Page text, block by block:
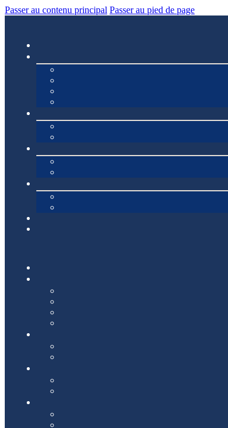
Passer au contenu principal Passer au pied de page